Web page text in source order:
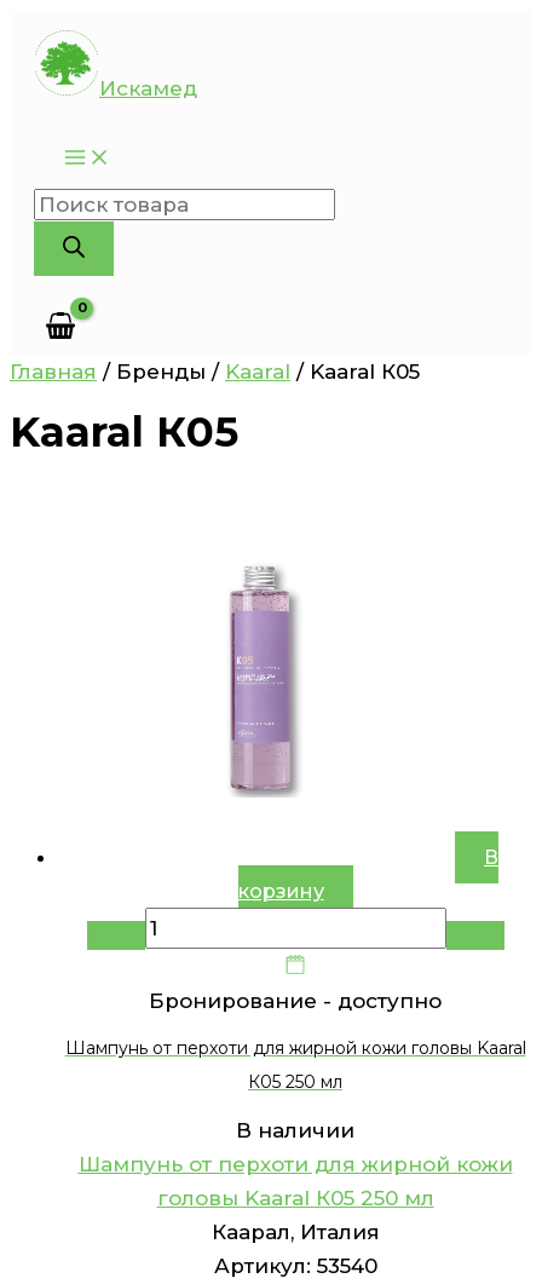
Перейти
содержимому
Искамед
Поиск
товаров
Главная / Бренды / Kaaral / Kaaral К05
Kaaral К05
В
корзину
Бронирование - доступно
Шампунь от перхоти для жирной кожи головы Kaaral
К05 250 мл
В наличии
Шампунь от перхоти для жирной кожи
головы Kaaral К05 250 мл
Каарал, Италия
Артикул: 53540